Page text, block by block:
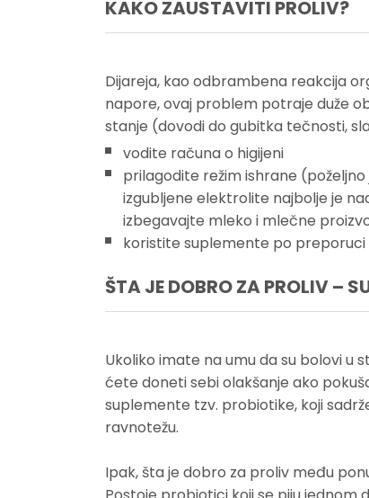
KAKO ZAUSTAVITI PROLIV?
Dijareja, kao odbrambena reakcija
napore, ovaj problem potraje duže
stanje (dovodi do gubitka tečnosti,
vodite računa o higijeni
prilagodite režim ishrane
izgubljene elektrolite najbolje je
izbegavajte mleko i mlečne
koristite suplemente po
ŠTA JE DOBRO ZA PROLIV –
Ukoliko imate na umu da su bolovi u
ćete doneti sebi olakšanje ako
suplemente tzv. probiotike, koji
ravnotežu.
Ipak, šta je dobro za proliv među